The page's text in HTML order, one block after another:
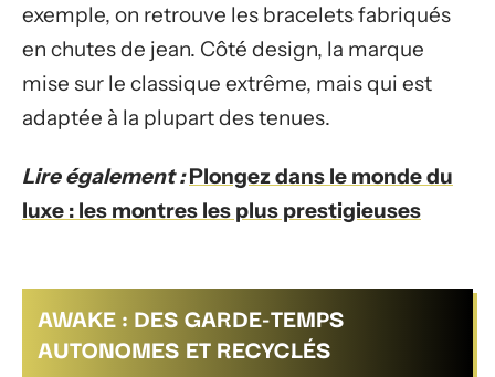
exemple, on retrouve les bracelets fabriqués
en chutes de jean. Côté design, la marque
mise sur le classique extrême, mais qui est
adaptée à la plupart des tenues.
Lire également : Plongez dans le monde du
luxe : les montres les plus prestigieuses
AWAKE : DES GARDE-TEMPS
AUTONOMES ET RECYCLÉS